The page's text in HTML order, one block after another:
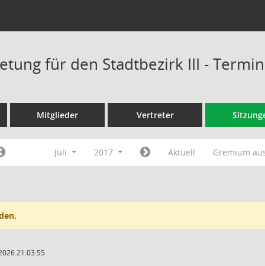
für den Stadtbezirk III -
Mitglieder Vertreter
Juli 2017 Aktuell Gremium
21:03:55